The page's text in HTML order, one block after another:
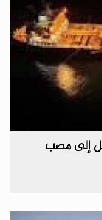
تصل إلى مصب